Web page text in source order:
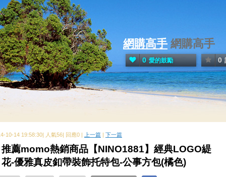
網購高手 網購高手
0 愛的鼓勵 0
10-14 19:58:30| 人氣56| 回應0 | 上一篇 | 下一篇
推薦momo熱銷商品【NINO1881】經典LOGO緹
花-優雅真皮釦帶裝飾托特包-公事方包(橘色)